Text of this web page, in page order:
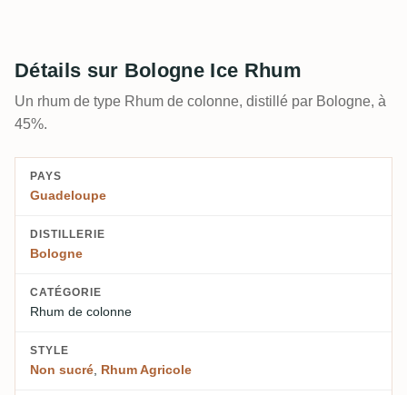
Détails sur Bologne Ice Rhum
Un rhum de type Rhum de colonne, distillé par Bologne, à
45%.
PAYS
Guadeloupe
DISTILLERIE
Bologne
CATÉGORIE
Rhum de colonne
STYLE
Non sucré, Rhum Agricole